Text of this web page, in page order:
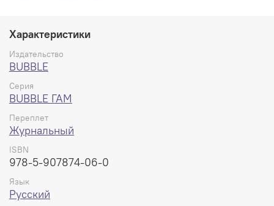
прислужниц, но и даже в уже знакомую нам «Новую
Эру» на другой планете! Ну а азиатскую культуру в этом
номере можно увидеть практически на каждой
странице, начиная от статьи и заканчивая новой
Захарии Шиипа.
Характеристики
Издательство
BUBBLE
Серия
BUBBLE ГАМ
Переплет
Журнальный
ISBN
978-5-907874-06-0
Язык
Русский